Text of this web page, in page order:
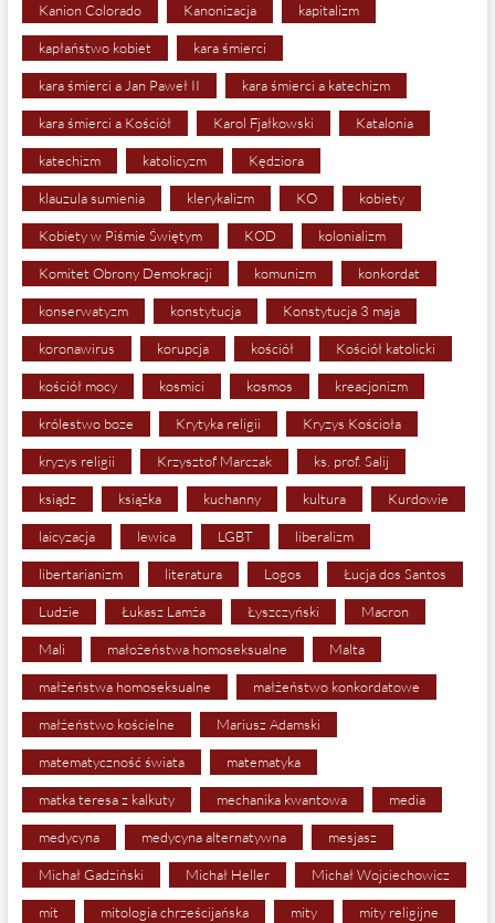
Kanion Colorado Kanonizacja kapitalizm
kapłaństwo kobiet kara śmierci
kara śmierci a Jan Paweł II kara śmierci a katechizm
kara śmierci a Kościół Karol Fjałkowski Katalonia
katechizm katolicyzm Kędziora
klauzula sumienia klerykalizm KO kobiety
Kobiety w Piśmie Świętym KOD kolonializm
Komitet Obrony Demokracji komunizm konkordat
konserwatyzm konstytucja Konstytucja 3 maja
koronawirus korupcja kościół Kościół katolicki
kościół mocy kosmici kosmos kreacjonizm
królestwo boze Krytyka religii Kryzys Kościoła
kryzys religii Krzysztof Marczak ks. prof. Salij
ksiądz książka kuchanny kultura Kurdowie
laicyzacja lewica LGBT liberalizm
libertarianizm literatura Logos Łucja dos Santos
Ludzie Łukasz Lamża Łyszczyński Macron
Mali małożeństwa homoseksualne Malta
małżeństwa homoseksualne małżeństwo konkordatowe
małżeństwo kościelne Mariusz Adamski
matematyczność świata matematyka
matka teresa z kalkuty mechanika kwantowa media
medycyna medycyna alternatywna mesjasz
Michał Gadziński Michał Heller Michał Wojciechowicz
mit mitologia chrześcijańska mity mity religijne